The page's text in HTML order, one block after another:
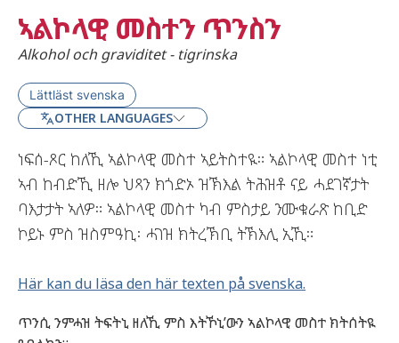
ኣልኮላዊ መስተን ጥንስን
Alkohol och graviditet - tigrinska
Lättläst svenska
OTHER LANGUAGES
ነፍሰ-ጾር ከለኺ ኣልኮላዊ መስተ ኣይትስተዪ። ኣልኮላዊ መስተ ነቲ
ኣብ ከብድኺ ዘሎ ህጻን ክጎድኦ ዝኽእል ትሕዝቶ ናይ ሓደገኛታት
ባእታታት ኣለዎ። ኣልኮላዊ መስተ ካብ ምስታይ ንሙቁራጽ ከቢድ
ኮይኑ ምስ ዝስምዓኪ፡ ሓገዝ ክትረኽቢ ትኽእሊ ኢኺ።
Här kan du läsa den här texten på svenska.
ጥንሲንምሓዝ ትፍትኒ ዘለኺምስ እትኾኒ’ውንኣልኮላዊ መስተክትሰትዪ